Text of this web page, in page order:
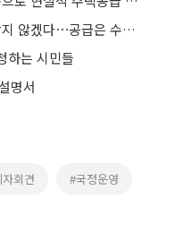
이재명 대통령 “세금으로 집값 잡지 않겠다⋯공급은 수치로 제시”
하는 시민들
명서
회견 #국정운영